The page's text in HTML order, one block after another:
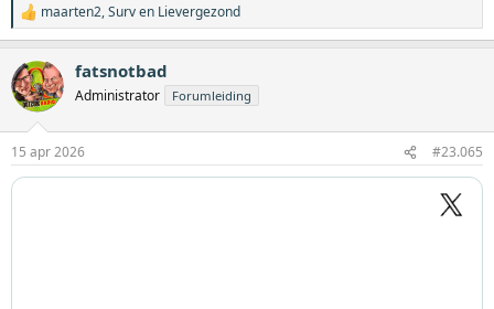
W
a
r
d
e
i
n
g
maarten2,Surven Lievergezond
fatsnotbad
Administrator Forumleiding
15 apr 2026 #23.065